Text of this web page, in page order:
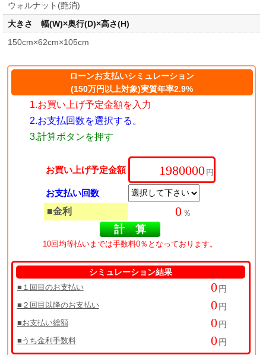
ウォルナット(艶消)
大きさ 幅(W)×奥行(D)×高さ(H)
150cm×62cm×105cm
ローンお支払いシミュレーション
(150万円以上対象)実質年率2.9%
1.お買い上げ予定金額を入力
2.お支払回数を選択する。
3.計算ボタンを押す
お買い上げ予定金額 円
お支払い回数
■金利
％
10回均等払いまでは手数料0％となっております。
シミュレーション結果
■１回目のお支払い 円
■２回目以降のお支払い 円
■お支払い総額 円
■うち金利手数料 円